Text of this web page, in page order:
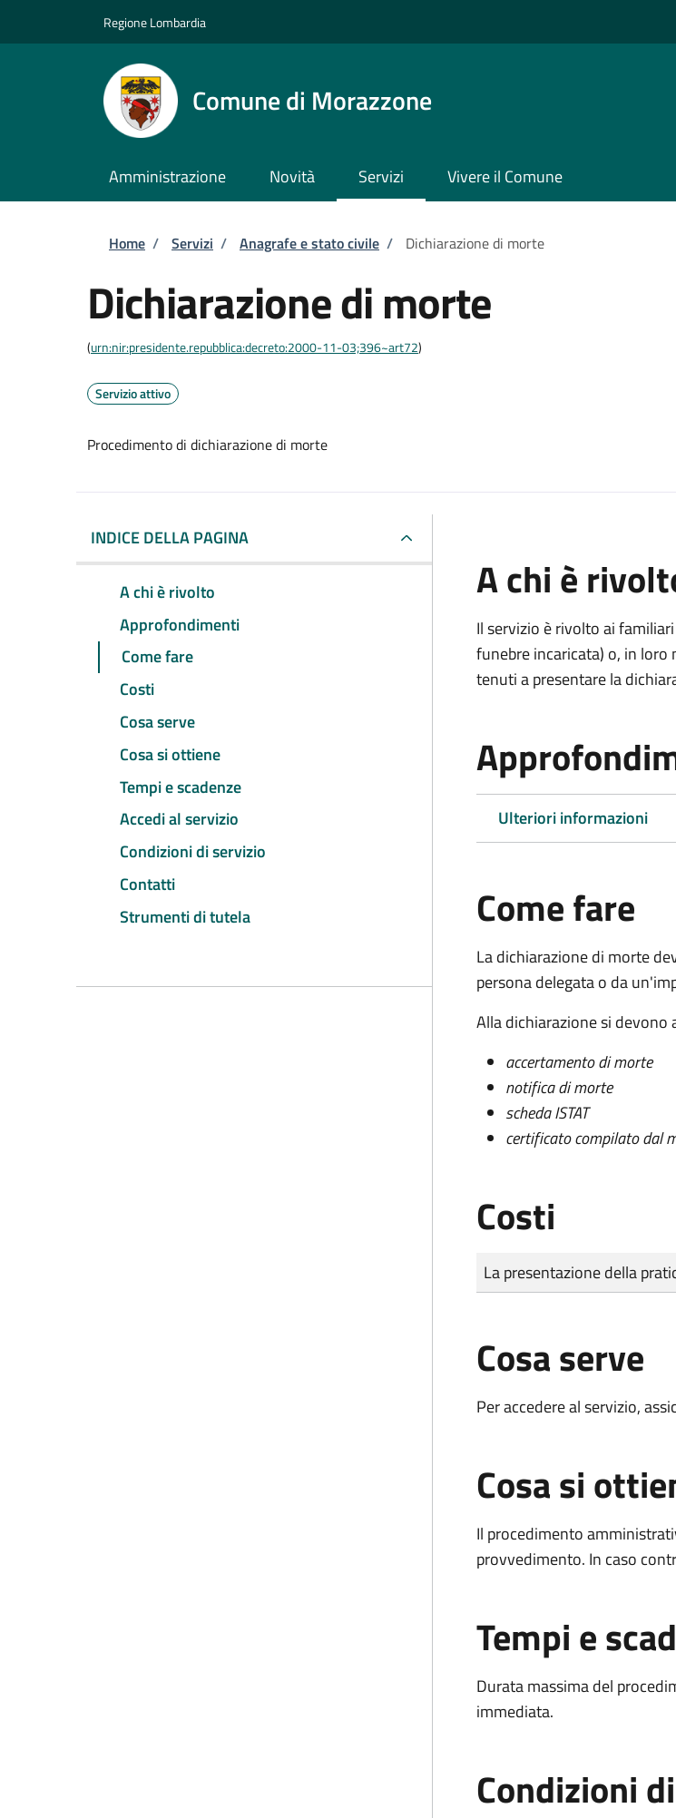
Regione Lombardia
Comune di Morazzone
Amministrazione Novità Servizi Vivere il Comune
Briciole di pane
Home / Servizi / Anagrafe e stato civile / Dichiarazione di morte
Dichiarazione di morte
(urn:nir:presidente.repubblica:decreto:2000-11-03;396~art72)
Servizio attivo
Procedimento di dichiarazione di morte
INDICE DELLA PAGINA
A chi è rivolto
Approfondimenti
Come fare
Costi
Cosa serve
Cosa si ottiene
Tempi e scadenze
Accedi al servizio
Condizioni di servizio
Contatti
Strumenti di tutela
A chi è
Il servizio è rivolto ai
funebre incaricata) o, in loro
tenuti a presentare la
Ulteriori informazioni
Come fare
La dichiarazione di morte
persona delegata o da
Alla dichiarazione si devono
accertamento di morte
notifica di morte
scheda ISTAT
certificato compilato dal
Costi
Tipo di pagamento
Importo
La presentazione della
Cosa serve
Per accedere al servizio,
Cosa si
Il procedimento
provvedimento. In caso
Tempi e
Durata massima del
immediata.
Condizioni